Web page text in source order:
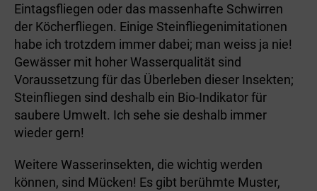
Eintagsfliegen oder das massenhafte Schwirren
der Köcherfliegen. Einige Steinfliegenimitationen
habe ich trotzdem immer dabei; man weiss ja nie!
Gewässer mit hoher Wasserqualität sind
Voraussetzung für das Überleben dieser Insekten;
Steinfliegen sind deshalb ein Bio-Indikator für
saubere Umwelt. Ich sehe sie deshalb immer
wieder gern!
Weitere Wasserinsekten, die wichtig werden
können, sind Mücken! Es gibt berühmte Muster,